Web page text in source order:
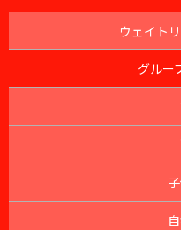
ウェイト
グルー